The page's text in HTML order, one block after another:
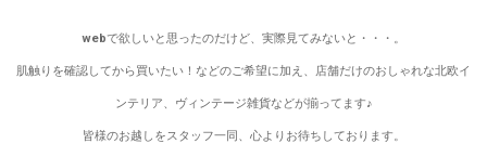
webで欲しいと思ったのだけど、実際見てみないと・・・。
肌触りを確認してから買いたい！などのご希望に加え、店舗だけのおしゃれな北欧イ
ンテリア、ヴィンテージ雑貨などが揃ってます♪
皆様のお越しをスタッフ一同、心よりお待ちしております。